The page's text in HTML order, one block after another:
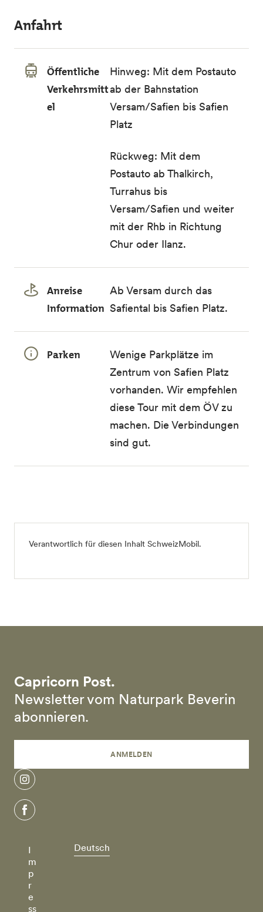
Anfahrt
Öffentliche
Verkehrsmitt
el
Hinweg: Mit dem Postauto
ab der Bahnstation
Versam/Safien bis Safien
Platz
Rückweg: Mit dem
Postauto ab Thalkirch,
Turrahus bis
Versam/Safien und weiter
mit der Rhb in Richtung
Chur oder Ilanz.
Anreise
Information
Ab Versam durch das
Safiental bis Safien Platz.
Parken
Wenige Parkplätze im
Zentrum von Safien Platz
vorhanden. Wir empfehlen
diese Tour mit dem ÖV zu
machen. Die Verbindungen
sind gut.
Verantwortlich für diesen Inhalt SchweizMobil.
Capricorn Post.
Newsletter vom Naturpark Beverin
abonnieren.
ANMELDEN
instagram
facebook
I
m
p
r
e
ss
Deutsch